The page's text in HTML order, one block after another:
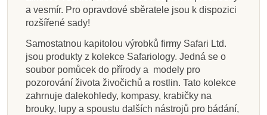
a vesmír. Pro opravdové sběratele jsou k dispozici
rozšířené sady!
Samostatnou kapitolou výrobků firmy Safari Ltd.
jsou produkty z kolekce Safariology. Jedná se o
soubor pomůcek do přírody a modely pro
pozorování života živočichů a rostlin. Tato kolekce
zahrnuje dalekohledy, kompasy, krabičky na
brouky, lupy a spoustu dalších nástrojů pro bádání,